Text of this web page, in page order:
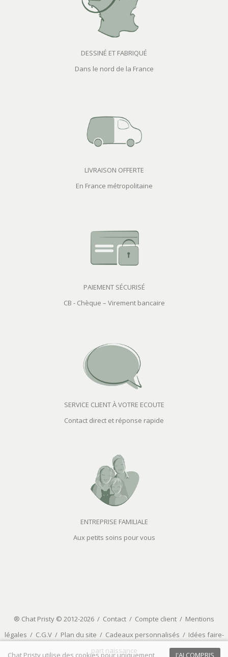
DESSINÉ ET FABRIQUÉ
Dans le nord de la France
LIVRAISON OFFERTE
En France métropolitaine
PAIEMENT SÉCURISÉ
CB - Chèque – Virement bancaire
SERVICE CLIENT À VOTRE ECOUTE
Contact direct et réponse rapide
ENTREPRISE FAMILIALE
Aux petits soins pour vous
® Chat Pristy © 2012-2026 / Contact / Compte client / Mentions
légales / C.G.V/ Plan du site / Cadeaux personnalisés / Idées faire-
part naissance
J'AI COMPRIS
Chat Pristy utilise des cookies pour uniquement